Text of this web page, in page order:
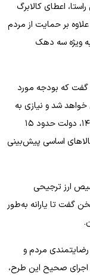
اعطای کالابرگ
بر حمایت از مردم
ویژه سه دهک
گفت که بودجه مورد
خواهد شد و نیازی به
برداشت از صندوق توسعه ملی نیست. برای سال ۱۴۰۳، دولت حدود ۱۵
تأمین کالاهای اساسی پیش‌بینی
ارز ترجیحی
گفت تا یارانه به‌طور
مردم و
اجرای صحیح این طرح،